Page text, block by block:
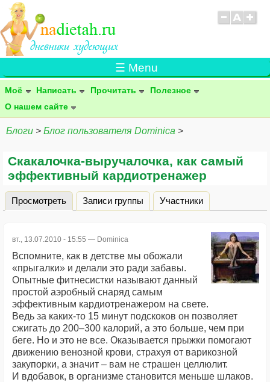
☰ Menu
Моё Написать Прочитать
Полезное
О нашем сайте
Блоги > Блог пользователя Dominica >
Скакалочка-выручалочка, как самый
эффективный кардиотренажер
Главные вкладки
Просмотреть (активная вкладка)
Записи группы Участники
вт., 13.07.2010 - 15:55 — Dominica
Вспомните, как в детстве мы обожали
«прыгалки» и делали это ради забавы.
Опытные фитнесистки называют данный
простой аэробный снаряд самым
эффективным кардиотренажером на свете.
Ведь за каких-то 15 минут подскоков он позволяет
сжигать до 200–300 калорий, а это больше, чем при
беге. Но и это не все. Оказывается прыжки помогают
движению венозной крови, страхуя от варикозной
закупорки, а значит – вам не страшен целлюлит.
И вдобавок, в организме становится меньше шлаков.